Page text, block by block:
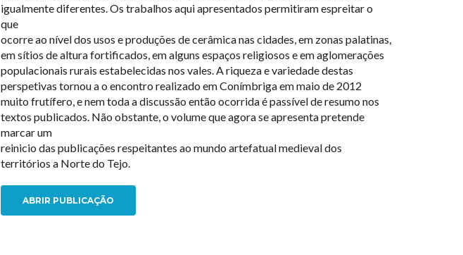
igualmente diferentes. Os trabalhos aqui apresentados permitiram espreitar o
que
ocorre ao nível dos usos e produções de cerâmica nas cidades, em zonas palatinas,
em sítios de altura fortificados, em alguns espaços religiosos e em aglomerações
populacionais rurais estabelecidas nos vales. A riqueza e variedade destas
perspetivas tornou a o encontro realizado em Conímbriga em maio de 2012
muito frutífero, e nem toda a discussão então ocorrida é passível de resumo nos
textos publicados. Não obstante, o volume que agora se apresenta pretende
marcar um
reinicio das publicações respeitantes ao mundo artefatual medieval dos
territórios a Norte do Tejo.
ABRIR PUBLICAÇÃO